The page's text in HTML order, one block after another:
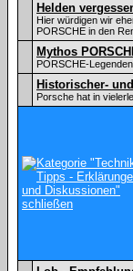
Helden
Hier würdigen wir
PORSCHE in den
Mythos
PORSCHE-
Historischer-
Porsche hat in